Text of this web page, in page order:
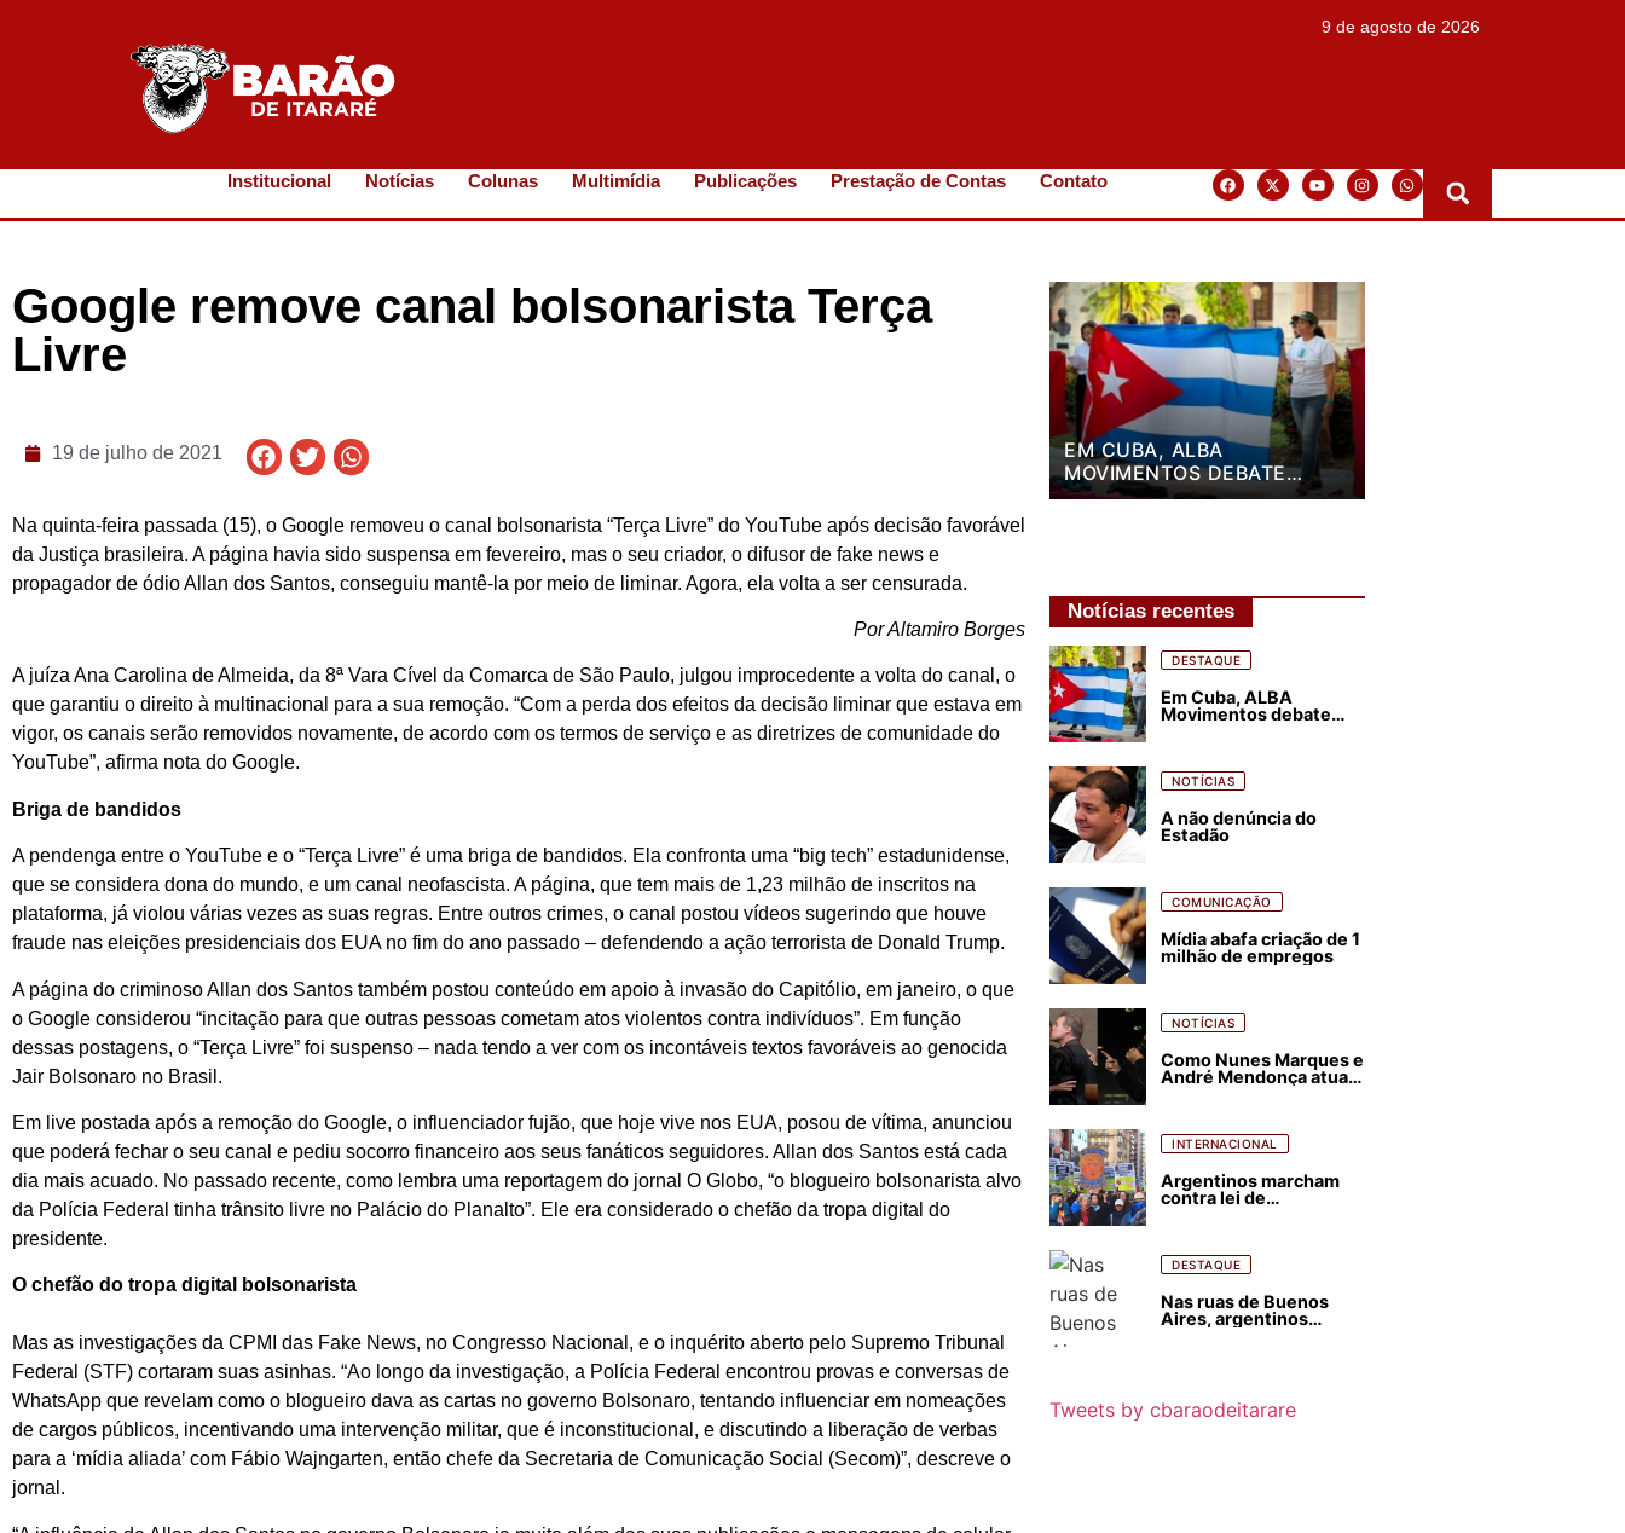
9 de agosto de 2026
Institucional Notícias Colunas Multimídia Publicações Prestação de Contas Contato
Google remove canal bolsonarista Terça
Livre
19 de julho de 2021
Na quinta-feira passada (15), o Google removeu o canal bolsonarista “Terça Livre” do YouTube após decisão favorável
da Justiça brasileira. A página havia sido suspensa em fevereiro, mas o seu criador, o difusor de fake news e
propagador de ódio Allan dos Santos, conseguiu mantê-la por meio de liminar. Agora, ela volta a ser censurada.
Por Altamiro Borges
A juíza Ana Carolina de Almeida, da 8ª Vara Cível da Comarca de São Paulo, julgou improcedente a volta do canal, o
que garantiu o direito à multinacional para a sua remoção. “Com a perda dos efeitos da decisão liminar que estava em
vigor, os canais serão removidos novamente, de acordo com os termos de serviço e as diretrizes de comunidade do
YouTube”, afirma nota do Google.
Briga de bandidos
A pendenga entre o YouTube e o “Terça Livre” é uma briga de bandidos. Ela confronta uma “big tech” estadunidense,
que se considera dona do mundo, e um canal neofascista. A página, que tem mais de 1,23 milhão de inscritos na
plataforma, já violou várias vezes as suas regras. Entre outros crimes, o canal postou vídeos sugerindo que houve
fraude nas eleições presidenciais dos EUA no fim do ano passado – defendendo a ação terrorista de Donald Trump.
A página do criminoso Allan dos Santos também postou conteúdo em apoio à invasão do Capitólio, em janeiro, o que
o Google considerou “incitação para que outras pessoas cometam atos violentos contra indivíduos”. Em função
dessas postagens, o “Terça Livre” foi suspenso – nada tendo a ver com os incontáveis textos favoráveis ao genocida
Jair Bolsonaro no Brasil.
Em live postada após a remoção do Google, o influenciador fujão, que hoje vive nos EUA, posou de vítima, anunciou
que poderá fechar o seu canal e pediu socorro financeiro aos seus fanáticos seguidores. Allan dos Santos está cada
dia mais acuado. No passado recente, como lembra uma reportagem do jornal O Globo, “o blogueiro bolsonarista alvo
da Polícia Federal tinha trânsito livre no Palácio do Planalto”. Ele era considerado o chefão da tropa digital do
presidente.
O chefão do tropa digital bolsonarista
Mas as investigações da CPMI das Fake News, no Congresso Nacional, e o inquérito aberto pelo Supremo Tribunal
Federal (STF) cortaram suas asinhas. “Ao longo da investigação, a Polícia Federal encontrou provas e conversas de
WhatsApp que revelam como o blogueiro dava as cartas no governo Bolsonaro, tentando influenciar em nomeações
de cargos públicos, incentivando uma intervenção militar, que é inconstitucional, e discutindo a liberação de verbas
para a ‘mídia aliada’ com Fábio Wajngarten, então chefe da Secretaria de Comunicação Social (Secom)”, descreve o
jornal.
EM CUBA, ALBA
MOVIMENTOS DEBATE
PLANO DE LUTA PARA OS
Notícias recentes
DESTAQUE
Em Cuba, ALBA
Movimentos debate
NOTÍCIAS
A não denúncia do
Estadão
COMUNICAÇÃO
Mídia abafa criação de 1
milhão de empregos
NOTÍCIAS
Como Nunes Marques e
André Mendonça atuam
INTERNACIONAL
Argentinos marcham
contra lei de
florestais
DESTAQUE
Nas ruas de Buenos
Aires, argentinos
Tweets by cbaraodeitarare